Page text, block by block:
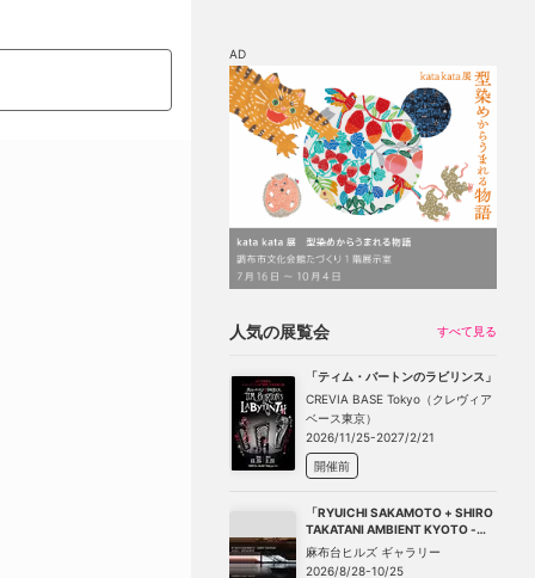
チケット割引
AD
人気の展覧会 すべて見る
「ティム・バートンのラビリンス」
CREVIA BASE Tokyo（クレヴィア
ベース東京）
2026/11/25-2027/2/21
開催前
「RYUICHI SAKAMOTO + SHIRO
TAKATANI AMBIENT KYOTO -
TOKYO」
麻布台ヒルズ ギャラリー
2026/8/28-10/25